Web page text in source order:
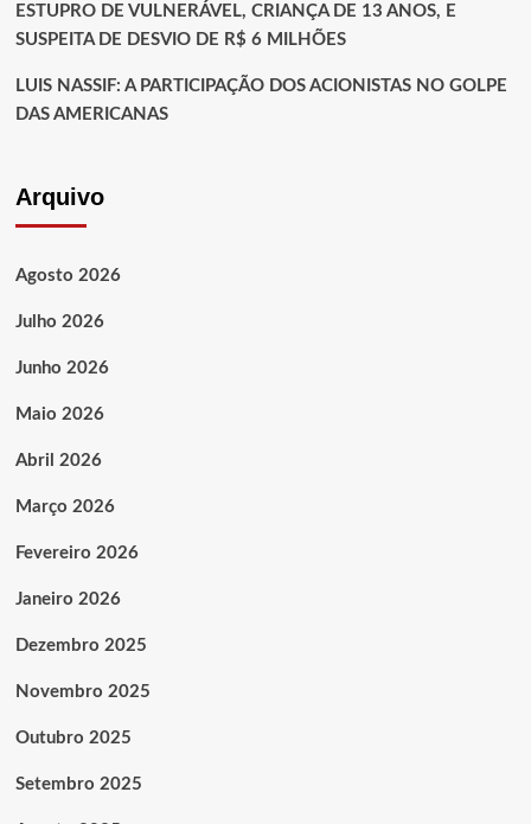
ESTUPRO DE VULNERÁVEL, CRIANÇA DE 13 ANOS, E
SUSPEITA DE DESVIO DE R$ 6 MILHÕES
LUIS NASSIF: A PARTICIPAÇÃO DOS ACIONISTAS NO GOLPE
DAS AMERICANAS
Arquivo
Agosto 2026
Julho 2026
Junho 2026
Maio 2026
Abril 2026
Março 2026
Fevereiro 2026
Janeiro 2026
Dezembro 2025
Novembro 2025
Outubro 2025
Setembro 2025